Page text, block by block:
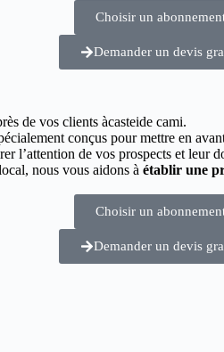
Choisir un
Demander un devis
de vos clients àcasteide cami.
conçus pour mettre en
l’attention de vos prospects et leur
nous vous aidons à établir une
Choisir un
Demander un devis